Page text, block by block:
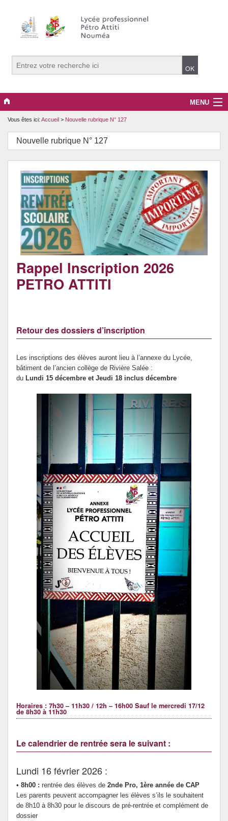
MENU
Actualités
Continuité Pédagogique
Formations
Infos pratiques
Le lycée
Vous êtes ici: Accueil > Nouvelle rubrique N° 127
Nouvelle rubrique N° 127
Rappel Inscription 2026
PETRO ATTITI
Retour des dossiers d’inscription
Les inscriptions des élèves auront lieu à l’annexe du Lycée,
bâtiment de l’ancien collège de Rivière Salée :
du Lundi 15 décembre et Jeudi 18 inclus décembre
Horaires : 7h30 – 11h30 / 12h – 16h00 Sauf le mercredi 17/12
de 8h30 à 11h30
Le calendrier de rentrée sera le suivant :
Lundi 16 février 2026 :
• 8h00 : rentrée des élèves de 2nde Pro, 1ère année de CAP
Les parents peuvent accompagner les élèves s’ils le souhaitent
de 8h10 à 8h30 pour le discours de pré-rentrée et complément de
dossier